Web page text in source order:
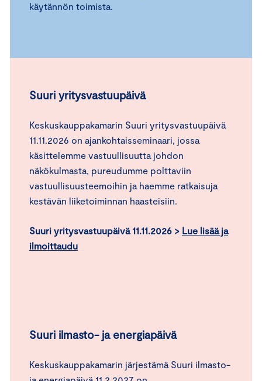
käytännön toimista.
Suuri yritysvastuupäivä
Keskuskauppakamarin Suuri yritysvastuupäivä
11.11.2026 on ajankohtaisseminaari, jossa
käsittelemme vastuullisuutta johdon
näkökulmasta, pureudumme polttaviin
vastuullisuusteemoihin ja haemme ratkaisuja
kestävän liiketoiminnan haasteisiin.
Suuri yritysvastuupäivä 11.11.2026 > Lue lisää ja
ilmoittaudu
Suuri ilmasto- ja energiapäivä
Keskuskauppakamarin järjestämä Suuri ilmasto-